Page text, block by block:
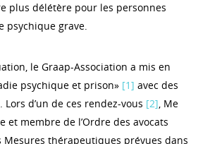
plus délétère pour les personnes
psychique grave.
le Graap-Association a mis en
psychique et prison» [1] avec des
d’un de ces rendez-vous [2], Me
et membre de l’Ordre des avocats
Mesures thérapeutiques prévues dans